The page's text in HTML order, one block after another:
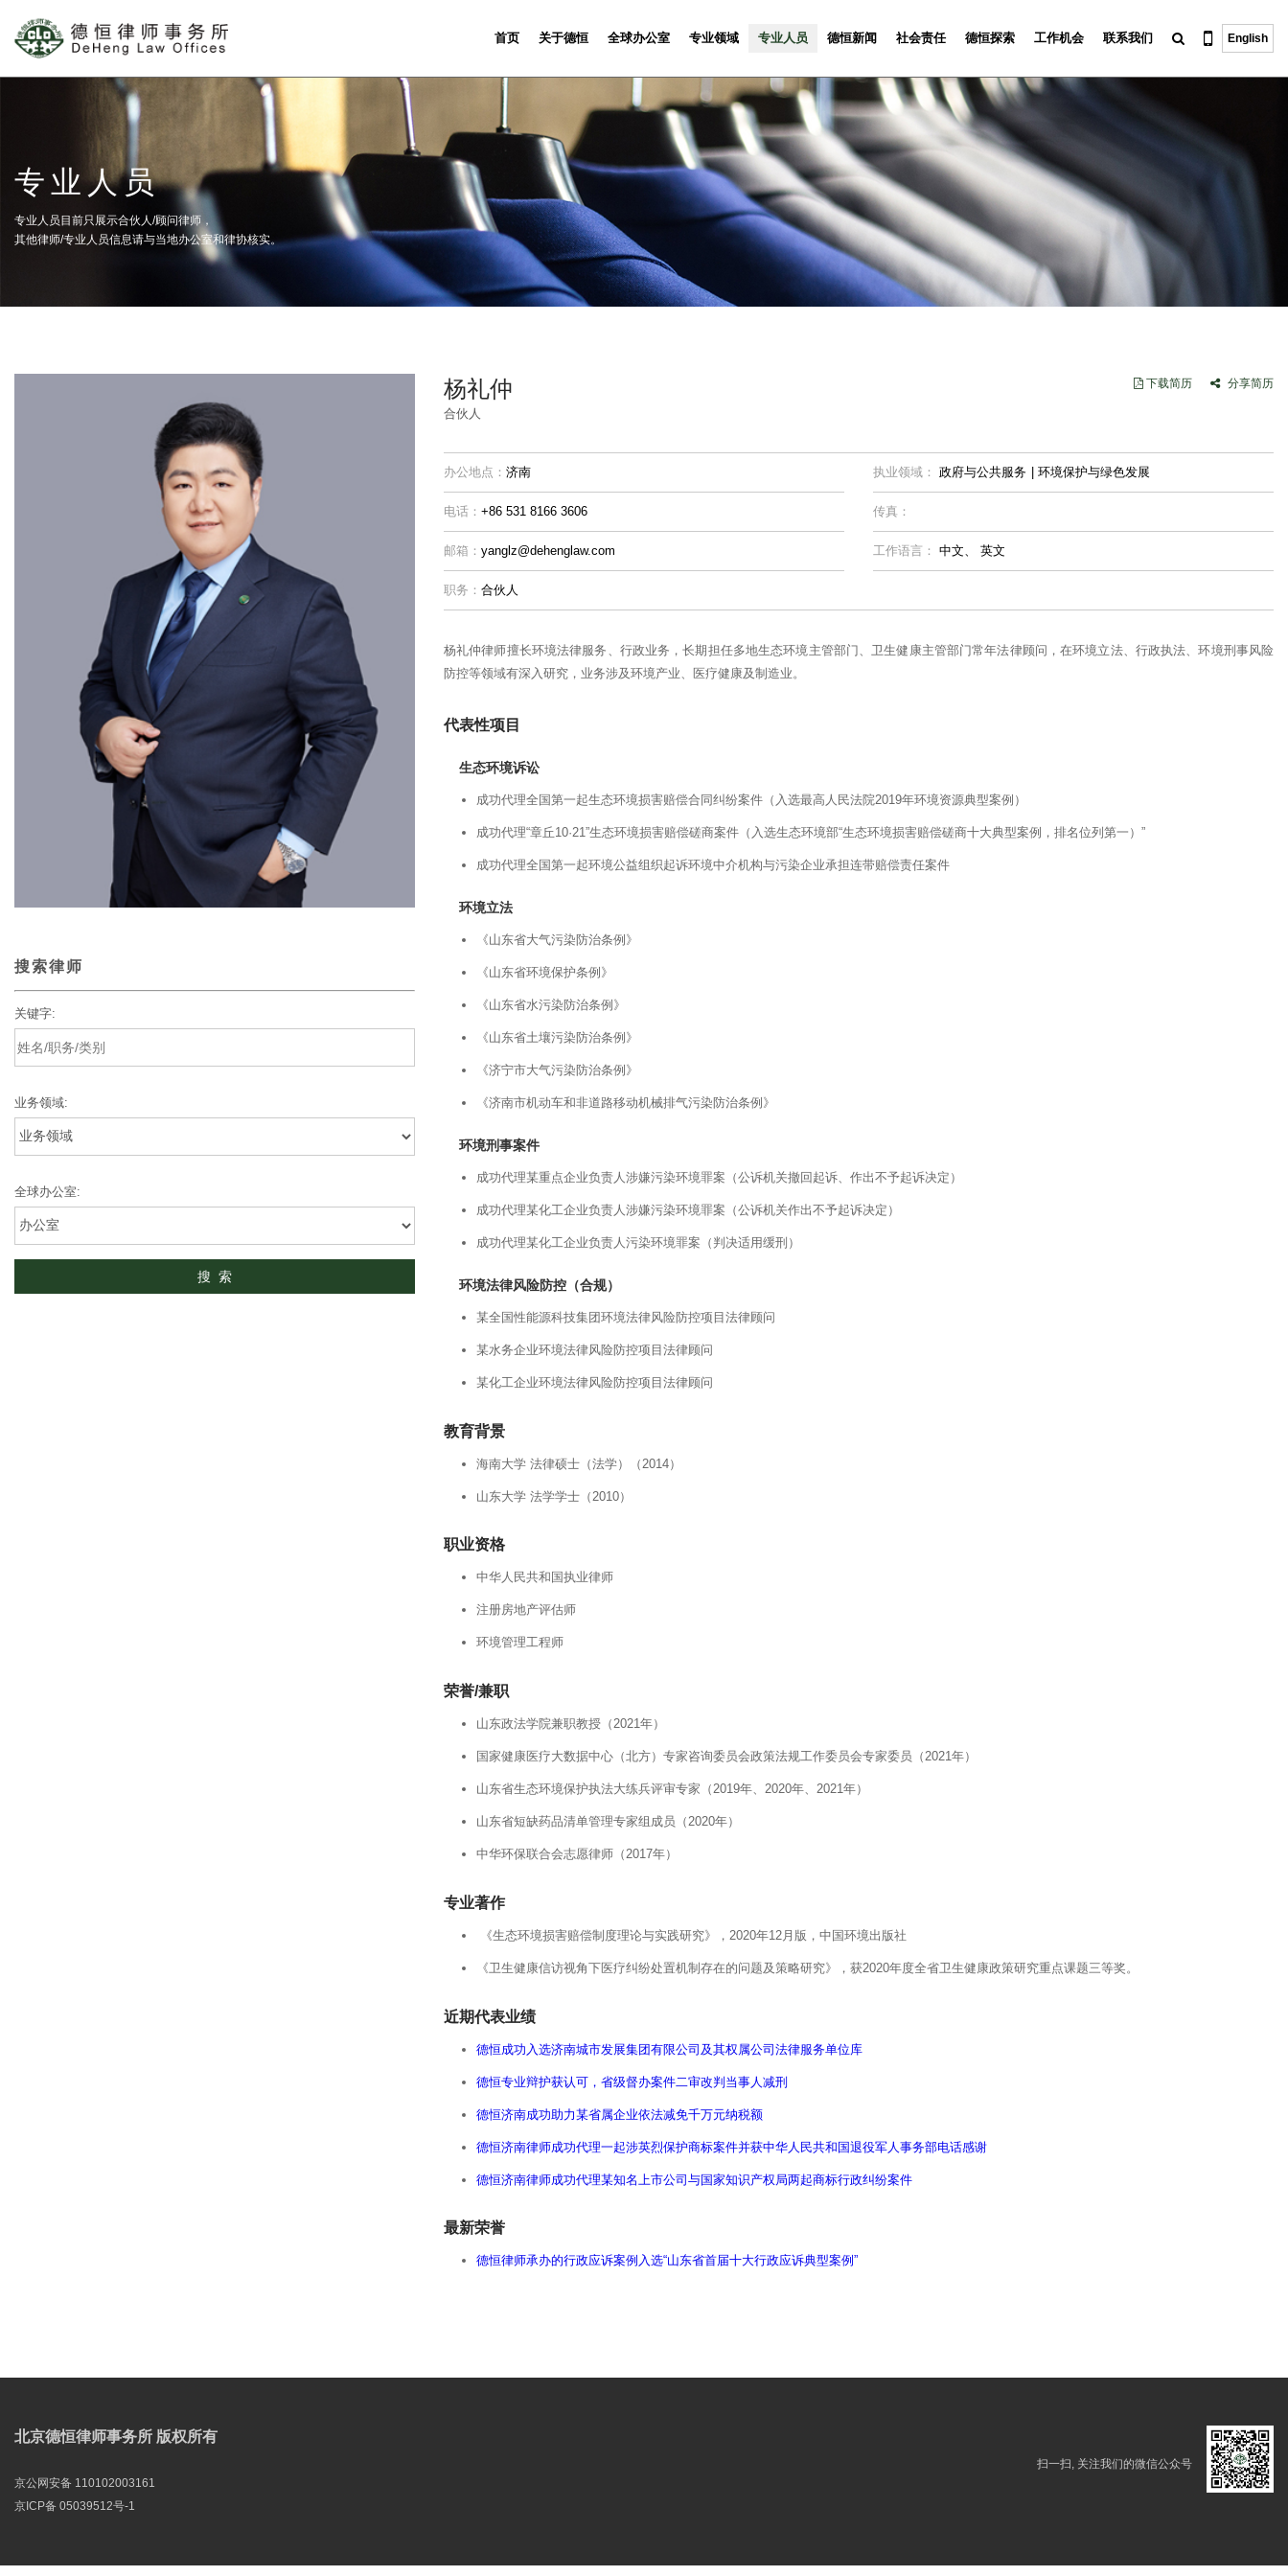
首页 关于德恒 全球办公室 专业领域 专业人员 德恒新闻 社会责任 德恒探索 工作机会 联系我们 English
专业人员
专业人员目前只展示合伙人/顾问律师，
其他律师/专业人员信息请与当地办公室和律协核实。
搜索律师
关键字:
业务领域:
全球办公室:
杨礼仲
合伙人
下载简历 分享简历
办公地点： 济南 执业领域： 政府与公共服务 环境保护与绿色发展
电话： +86 531 8166 3606 传真：
邮箱： yanglz@dehenglaw.com 工作语言： 中文、 英文
职务： 合伙人
杨礼仲律师擅长环境法律服务、行政业务，长期担任多地生态环境主管部门、卫生健康主管部门常年法律顾问，在环境立法、行政执法、环境刑事风险
防控等领域有深入研究，业务涉及环境产业、医疗健康及制造业。
代表性项目
生态环境诉讼
成功代理全国第一起生态环境损害赔偿合同纠纷案件（入选最高人民法院2019年环境资源典型案例）
成功代理“章丘10·21”生态环境损害赔偿磋商案件（入选生态环境部“生态环境损害赔偿磋商十大典型案例，排名位列第一）”
成功代理全国第一起环境公益组织起诉环境中介机构与污染企业承担连带赔偿责任案件
环境立法
《山东省大气污染防治条例》
《山东省环境保护条例》
《山东省水污染防治条例》
《山东省土壤污染防治条例》
《济宁市大气污染防治条例》
《济南市机动车和非道路移动机械排气污染防治条例》
环境刑事案件
成功代理某重点企业负责人涉嫌污染环境罪案（公诉机关撤回起诉、作出不予起诉决定）
成功代理某化工企业负责人涉嫌污染环境罪案（公诉机关作出不予起诉决定）
成功代理某化工企业负责人污染环境罪案（判决适用缓刑）
环境法律风险防控（合规）
某全国性能源科技集团环境法律风险防控项目法律顾问
某水务企业环境法律风险防控项目法律顾问
某化工企业环境法律风险防控项目法律顾问
教育背景
海南大学 法律硕士（法学）（2014）
山东大学 法学学士（2010）
职业资格
中华人民共和国执业律师
注册房地产评估师
环境管理工程师
荣誉/兼职
山东政法学院兼职教授（2021年）
国家健康医疗大数据中心（北方）专家咨询委员会政策法规工作委员会专家委员（2021年）
山东省生态环境保护执法大练兵评审专家（2019年、2020年、2021年）
山东省短缺药品清单管理专家组成员（2020年）
中华环保联合会志愿律师（2017年）
专业著作
《生态环境损害赔偿制度理论与实践研究》，2020年12月版，中国环境出版社
《卫生健康信访视角下医疗纠纷处置机制存在的问题及策略研究》，获2020年度全省卫生健康政策研究重点课题三等奖。
近期代表业绩
德恒成功入选济南城市发展集团有限公司及其权属公司法律服务单位库
德恒专业辩护获认可，省级督办案件二审改判当事人减刑
德恒济南成功助力某省属企业依法减免千万元纳税额
德恒济南律师成功代理一起涉英烈保护商标案件并获中华人民共和国退役军人事务部电话感谢
德恒济南律师成功代理某知名上市公司与国家知识产权局两起商标行政纠纷案件
最新荣誉
德恒律师承办的行政应诉案例入选“山东省首届十大行政应诉典型案例”
北京德恒律师事务所 版权所有
京公网安备 110102003161
京ICP备 05039512号-1
扫一扫, 关注我们的微信公众号